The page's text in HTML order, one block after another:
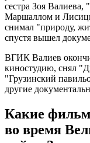
сестра Зоя
Маршаллом и
снимал "природу,
спустя вышел
ВГИК Валиев
киностудию, снял
"Грузинский
другие
Какие
во время